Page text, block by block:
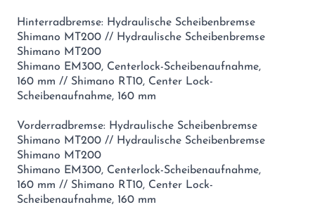
Hinterradbremse: Hydraulische Scheibenbremse
Shimano MT200 // Hydraulische Scheibenbremse
Shimano MT200
Shimano EM300, Centerlock-Scheibenaufnahme,
160 mm // Shimano RT10, Center Lock-
Scheibenaufnahme, 160 mm
Vorderradbremse: Hydraulische Scheibenbremse
Shimano MT200 // Hydraulische Scheibenbremse
Shimano MT200
Shimano EM300, Centerlock-Scheibenaufnahme,
160 mm // Shimano RT10, Center Lock-
Scheibenaufnahme, 160 mm